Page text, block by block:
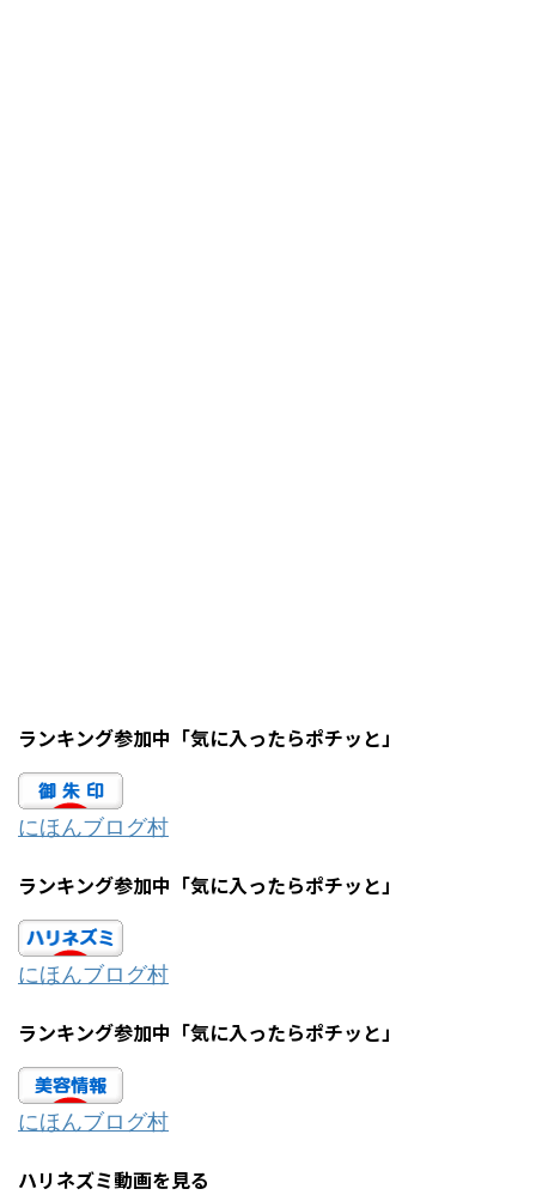
ランキング参加中「気に入ったらポチッと」
にほんブログ村
ランキング参加中「気に入ったらポチッと」
にほんブログ村
ランキング参加中「気に入ったらポチッと」
にほんブログ村
ハリネズミ動画を見る